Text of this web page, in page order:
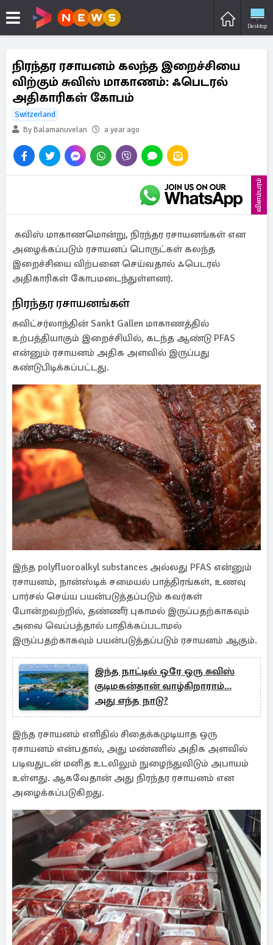
Desktop
நிரந்தர ரசாயனம் கலந்த இறைச்சியை
விற்கும் சுவிஸ் மாகாணம்: ஃபெடரல்
அதிகாரிகள் கோபம்
Switzerland
By Balamanuvelan
a year ago
விளம்பரம்
சுவிஸ் மாகாணமொன்று, நிரந்தர ரசாயனங்கள் என
அழைக்கப்படும் ரசாயனப் பொருட்கள் கலந்த
இறைச்சியை விற்பனை செய்வதால் ஃபெடரல்
அதிகாரிகள் கோபமடைந்துள்ளனர்.
நிரந்தர ரசாயனங்கள்
சுவிட்சர்லாந்தின் Sankt Gallen மாகாணத்தில்
உற்பத்தியாகும் இறைச்சியில், கடந்த ஆண்டு PFAS
என்னும் ரசாயனம் அதிக அளவில் இருப்பது
கண்டுபிடிக்கப்பட்டது.
இந்த polyfluoroalkyl substances அல்லது PFAS என்னும்
ரசாயனம், நான்ஸ்டிக் சமையல் பாத்திரங்கள், உணவு
பார்சல் செய்ய பயன்படுத்தப்படும் கவர்கள்
போன்றவற்றில், தண்ணீர் புகாமல் இருப்பதற்காகவும்
அவை வெப்பத்தால் பாதிக்கப்படாமல்
இருப்பதற்காகவும் பயன்படுத்தப்படும் ரசாயனம் ஆகும்.
இந்த நாட்டில் ஒரே ஒரு சுவிஸ்
குடிமகன்தான் வாழ்கிறாராம்...
அது எந்த நாடு?
இந்த ரசாயனம் எளிதில் சிதைக்கமுடியாத ஒரு
ரசாயனம் என்பதால், அது மண்ணில் அதிக அளவில்
படிவதுடன் மனித உடலிலும் நுழைந்துவிடும் அபாயம்
உள்ளது. ஆகவேதான் அது நிரந்தர ரசாயனம் என
அழைக்கப்படுகிறது.